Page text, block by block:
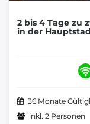
2 bis 4 Tage zu
in der
36 Monate
inkl. 2 Personen